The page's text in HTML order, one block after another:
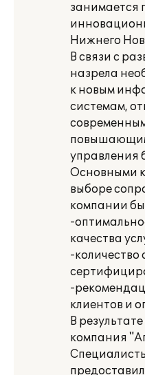
занимается
Нижнего
В связи с
назрела
к новым
системам,
управления
Основными
выборе
компании
-
качества
-количество
-
клиентов и
В
компания